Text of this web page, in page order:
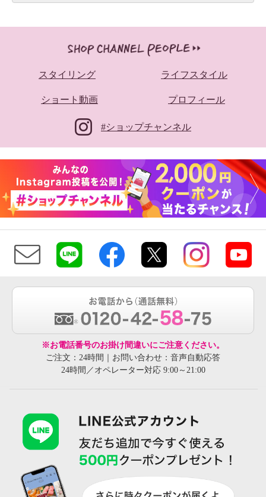
スタイリング ライフスタイル
ショート動画 プロフィール
#ショップチャンネル
※お電話番号のお掛け間違いにご注意ください。
ご注文：24時間｜お問い合わせ：音声自動応答
24時間／オペレーター対応 9:00～21:00